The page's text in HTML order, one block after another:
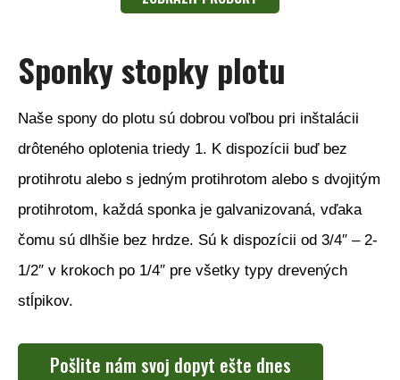
Sponky stopky plotu
Naše spony do plotu sú dobrou voľbou pri inštalácii
drôteného oplotenia triedy 1. K dispozícii buď bez
protihrotu alebo s jedným protihrotom alebo s dvojitým
protihrotom, každá sponka je galvanizovaná, vďaka
čomu sú dlhšie bez hrdze. Sú k dispozícii od 3/4″ – 2-
1/2″ v krokoch po 1/4″ pre všetky typy drevených
stĺpikov.
Pošlite nám svoj dopyt ešte dnes